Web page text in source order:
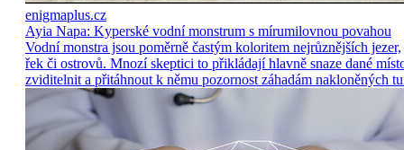
enigmaplus.cz
Ayia Napa: Kyperské vodní monstrum s mírumilovnou povahou
Vodní monstra jsou poměrně častým koloritem nejrůznějších jezer,
řek či ostrovů. Mnozí skeptici to přikládají hlavně snaze dané
zviditelnit a přitáhnout k němu pozornost záhadám nakloněných